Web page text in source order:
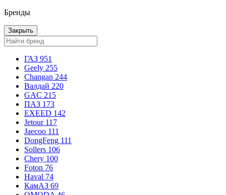
Бренды
Закрыть
ГАЗ 951
Geely 255
Changan 244
Валдай 220
GAC 215
ПАЗ 173
EXEED 142
Jetour 117
Jaecoo 111
DongFeng 111
Sollers 106
Chery 100
Foton 76
Haval 74
КамАЗ 69